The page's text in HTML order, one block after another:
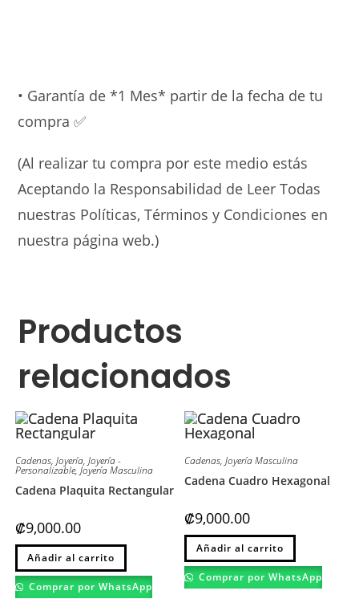
• Garantía de *1 Mes* partir de la fecha de tu
compra ✅
(Al realizar tu compra por este medio estás
Aceptando la Responsabilidad de Leer Todas
nuestras Políticas, Términos y Condiciones en
nuestra página web.)
Productos
relacionados
Cadenas, Joyería, Joyería -
Personalizable, Joyería Masculina
Cadena Plaquita Rectangular
₡9,000.00
Añadir al carrito
Este
tiene
múltiples
variantes.
Comprar por WhatsApp
Cadenas,Joyería Masculina
Cadena Cuadro Hexagonal
₡9,000.00
Añadir al carrito
Este
tiene
múltiples
variantes.
Comprar por WhatsApp